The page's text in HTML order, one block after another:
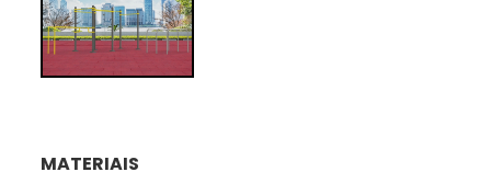
MATERIAIS